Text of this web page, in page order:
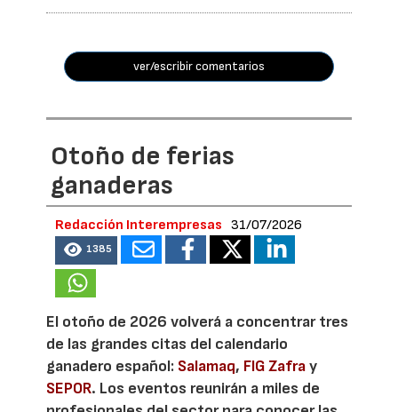
ver/escribir comentarios
Otoño de ferias
ganaderas
Redacción Interempresas 31/07/2026
1385
El otoño de 2026 volverá a concentrar tres
de las grandes citas del calendario
ganadero español: Salamaq, FIG Zafray
SEPOR. Los eventos reunirán a miles de